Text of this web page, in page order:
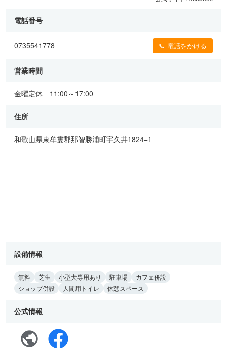
電話番号
0735541778 📞 電話をかける
営業時間
金曜定休 11:00～17:00
住所
和歌山県東牟婁郡那智勝浦町宇久井1824−1
設備情報
無料 芝生 小型犬専用あり 駐車場
カフェ併設
ショップ併設
人間用トイレ 休憩スペース
公式情報